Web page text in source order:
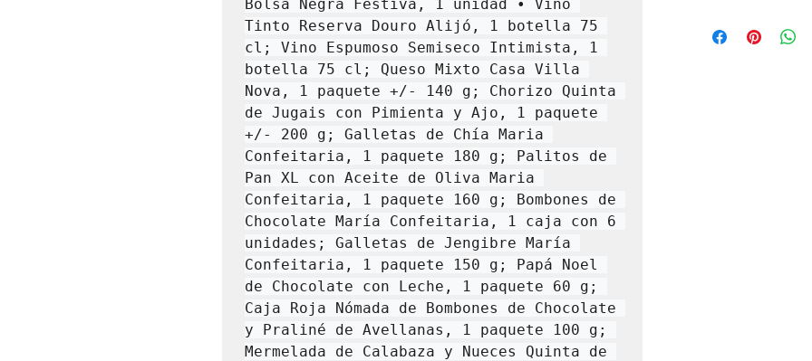
Bolsa Negra Festiva, 1 unidad • Vino
Tinto Reserva Douro Alijó, 1 botella 75
cl; Vino Espumoso Semiseco Intimista, 1
botella 75 cl; Queso Mixto Casa Villa
Nova, 1 paquete +/- 140 g; Chorizo ​​Quinta
de Jugais con Pimienta y Ajo, 1 paquete
+/- 200 g; Galletas de Chía Maria
Confeitaria, 1 paquete 180 g; Palitos de
Pan XL con Aceite de Oliva Maria
Confeitaria, 1 paquete 160 g; Bombones de
Chocolate María Confeitaria, 1 caja con 6
unidades; Galletas de Jengibre María
Confeitaria, 1 paquete 150 g; Papá Noel
de Chocolate con Leche, 1 paquete 60 g;
Caja Roja Nómada de Bombones de Chocolate
y Praliné de Avellanas, 1 paquete 100 g;
Mermelada de Calabaza y Nueces Quinta de